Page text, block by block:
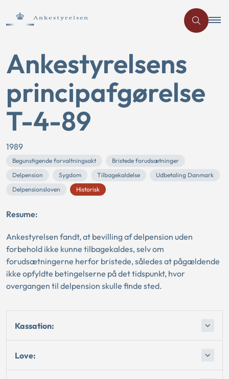
Ankestyrelsens
principafgørelse
T-4-89
1989
Begunstigende forvaltningsakt
Bristede forudsætninger
Delpension
Sygdom Tilbagekaldelse
Udbetaling Danmark
Delpensionsloven
Historisk
Resume:
Ankestyrelsen fandt, at bevilling af delpension uden
forbehold ikke kunne tilbagekaldes, selv om
forudsætningerne herfor bristede, således at pågældende
ikke opfyldte betingelserne på det tidspunkt, hvor
overgangen til delpension skulle finde sted.
Kassation:
Love: